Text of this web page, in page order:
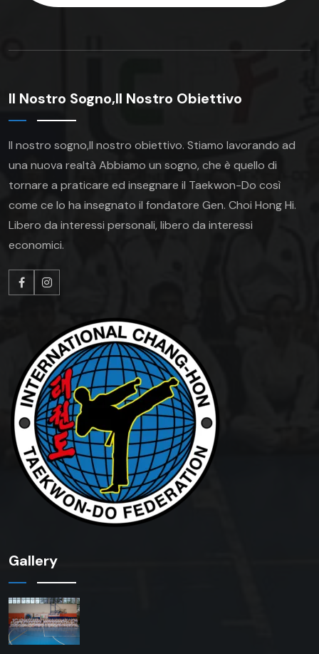
Il Nostro Sogno,Il Nostro Obiettivo
Il nostro sogno,Il nostro obiettivo. Stiamo lavorando ad
una nuova realtà Abbiamo un sogno, che è quello di
tornare a praticare ed insegnare il Taekwon-Do così
come ce lo ha insegnato il fondatore Gen. Choi Hong Hi.
Libero da interessi personali, libero da interessi
economici.
Gallery